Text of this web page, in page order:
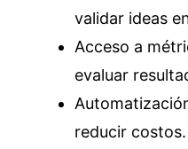
validar ideas
Acceso a
evaluar
reducir costos.